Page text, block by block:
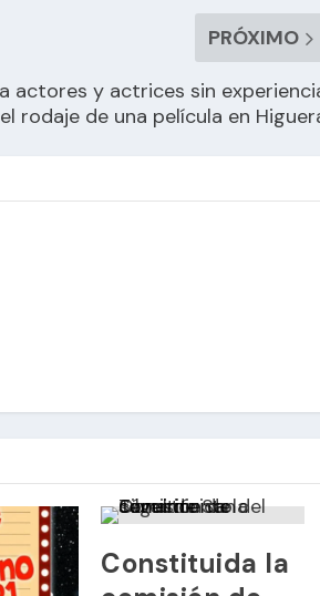
PRÓXIMO
actores y actrices sin
rodaje de una película en
Constituida la